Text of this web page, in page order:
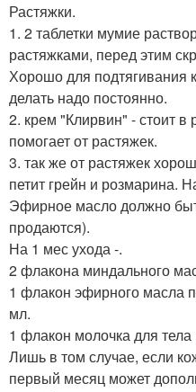
Растяжки.
1. 2 таблетки мумие
растяжками, перед этим
Хорошо для подтягивания
делать надо постоянно.
2. крем "Клирвин" - стоит
помогает от растяжек.
3. так же от растяжек
петит грейн и розмарина.
Эфирное масло должно
продаются).
На 1 мес ухода -.
2 флакона миндального
1 флакон эфирного масла
мл.
1 флакон молочка для
Лишь в том случае, если
первый месяц может